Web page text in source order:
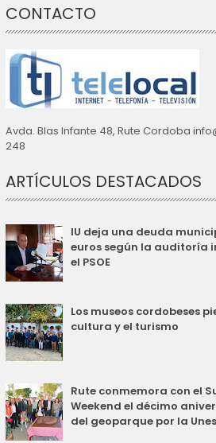
CONTACTO
Avda. Blas Infante 48, Rute Cordoba
248
ARTÍCULOS DESTACADOS
IU deja una deuda
euros según la auditoría
el PSOE
Los museos cordobeses
cultura y el turismo
Rute conmemora con el
Weekend el décimo
del geoparque por la